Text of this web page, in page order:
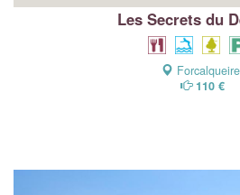
Les Secrets du
110 €